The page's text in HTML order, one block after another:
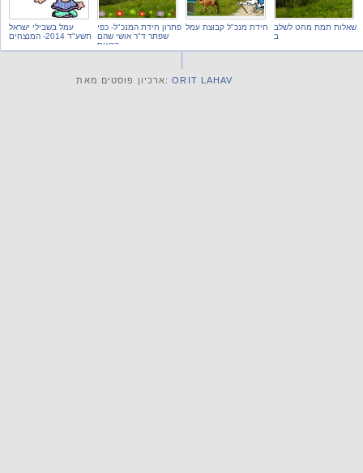
עמל בשבילי ישראל
תשע"ד 2014- המנצחים
פתרון חידת המנכ"ל- כפי
שפתר ד"ר אושי שהם
קראוס
חידת מנכ"ל קבוצת עמל
שאלות תמת מחט לשלב
ב
ארכיון פוסטים מאת:ORIT LAHAV